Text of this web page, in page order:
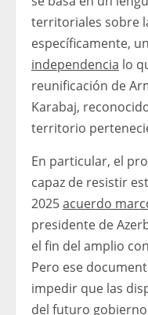
territoriales sobre
específicamente, un
independencia lo
reunificación de
Karabaj,
territorio
En particular, el
capaz de resistir
2025acuerdo
presidente de
el fin del amplio
Pero ese
impedir que las
del futuro